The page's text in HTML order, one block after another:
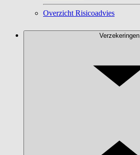
Overzicht Risicoadvies
Verzekeringen